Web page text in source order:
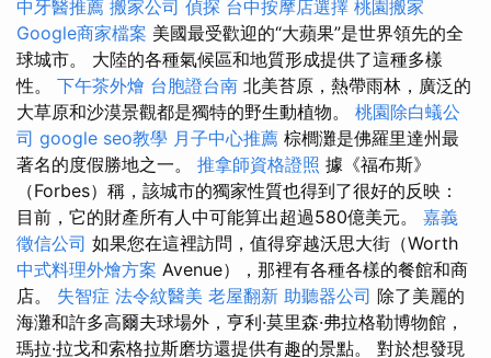
中牙醫推薦 搬家公司 偵探 台中按摩店選擇 桃園搬家
Google商家檔案 美國最受歡迎的“大蘋果”是世界領先的全
球城市。 大陸的各種氣候區和地質形成提供了這種多樣
性。 下午茶外燴 台胞證台南 北美苔原，熱帶雨林，廣泛的
大草原和沙漠景觀都是獨特的野生動植物。 桃園除白蟻公
司 google seo教學 月子中心推薦 棕櫚灘是佛羅里達州最
著名的度假勝地之一。 推拿師資格證照 據《福布斯》
（Forbes）稱，該城市的獨家性質也得到了很好的反映：
目前，它的財產所有人中可能算出超過580億美元。 嘉義
徵信公司 如果您在這裡訪問，值得穿越沃思大街（Worth
中式料理外燴方案 Avenue），那裡有各種各樣的餐館和商
店。 失智症 法令紋醫美 老屋翻新 助聽器公司 除了美麗的
海灘和許多高爾夫球場外，亨利·莫里森·弗拉格勒博物館，
瑪拉·拉戈和索格拉斯磨坊還提供有趣的景點。 對於想發現